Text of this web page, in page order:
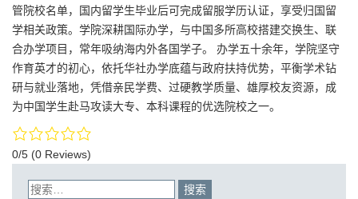
管院校名单，国内留学生毕业后可完成留服学历认证，享受归国留
学相关政策。学院深耕国际办学，与中国多所高校搭建交换生、联
合办学项目，常年吸纳海内外各国学子。 办学五十余年，学院坚守
作育英才的初心，依托华社办学底蕴与政府扶持优势，平衡学术钻
研与就业落地，凭借亲民学费、过硬教学质量、雄厚校友资源，成
为中国学生赴马攻读大专、本科课程的优选院校之一。
0/5 (0 Reviews)